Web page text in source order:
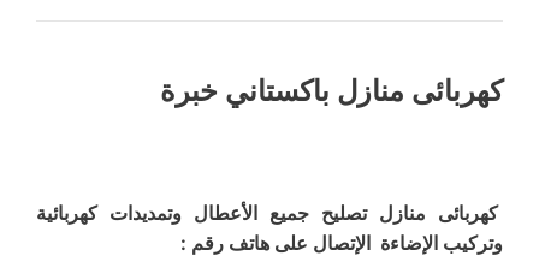
كهربائى منازل باكستاني خبرة
كهربائى منازل تصليح جميع الأعطال وتمديدات كهربائية
وتركيب الإضاءة الإتصال على هاتف رقم :